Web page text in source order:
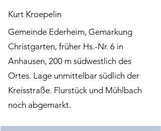
Kurt Kroepelin
Gemeinde Ederheim, Gemarkung
Christgarten, früher Hs.-Nr. 6 in
Anhausen, 200 m südwestlich des
Ortes. Lage unmittelbar südlich der
Kreisstraße. Flurstück und Mühlbach
noch abgemarkt.